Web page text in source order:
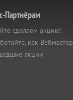
Партнёрам
сделаем акцию!
как Вебмастер
акции